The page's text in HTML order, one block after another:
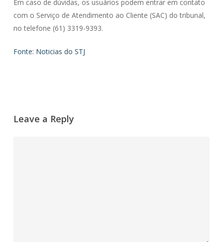
Em caso de dúvidas, os usuários podem entrar em contato
com o Serviço de Atendimento ao Cliente (SAC) do tribunal,
no telefone (61) 3319-9393.
Fonte: Noticias do STJ
Leave a Reply